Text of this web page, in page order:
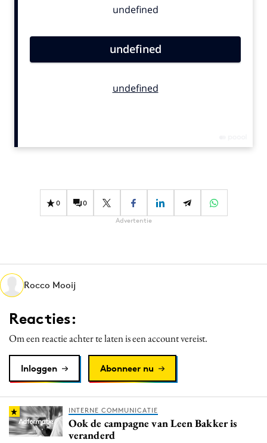
Contentmarketing
Effectiviteit
Gedragsverandering
Martech
Media
Merkstrategie
PR
Programmatic
Reputatie & crisis
0 0
Advertentie
Rocco Mooij
Reacties:
Om een reactie achter te laten is een account vereist.
Inloggen Abonneer nu
INTERNE COMMUNICATIE
Ook de campagne van Leen Bakker is
veranderd